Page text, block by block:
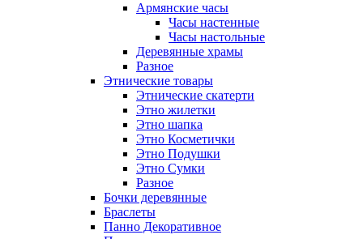
Армянские часы
Часы настенные
Часы настольные
Деревянные храмы
Разное
Этнические товары
Этнические скатерти
Этно жилетки
Этно шапка
Этно Косметички
Этно Подушки
Этно Сумки
Разное
Бочки деревянные
Браслеты
Панно Декоративное